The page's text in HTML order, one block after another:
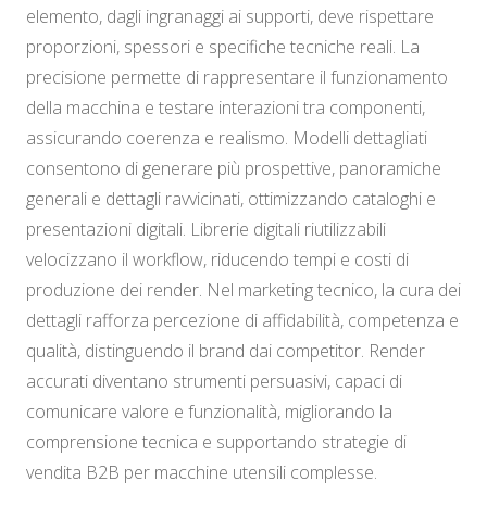
elemento, dagli ingranaggi ai supporti, deve rispettare
proporzioni, spessori e specifiche tecniche reali. La
precisione permette di rappresentare il funzionamento
della macchina e testare interazioni tra componenti,
assicurando coerenza e realismo. Modelli dettagliati
consentono di generare più prospettive, panoramiche
generali e dettagli ravvicinati, ottimizzando cataloghi e
presentazioni digitali. Librerie digitali riutilizzabili
velocizzano il workflow, riducendo tempi e costi di
produzione dei render. Nel marketing tecnico, la cura dei
dettagli rafforza percezione di affidabilità, competenza e
qualità, distinguendo il brand dai competitor. Render
accurati diventano strumenti persuasivi, capaci di
comunicare valore e funzionalità, migliorando la
comprensione tecnica e supportando strategie di
vendita B2B per macchine utensili complesse.